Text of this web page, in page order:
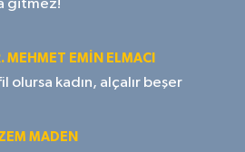
gitmez!
MEHMET EMIN ELMACI
olursa kadın, alçalır beşer
MADEN